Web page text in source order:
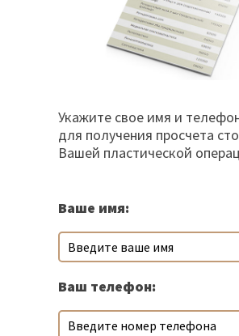
Укажите свое имя и
для получения просчета
Вашей пластической
Ваше имя:
Ваш телефон: